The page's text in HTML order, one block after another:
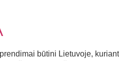
būtini Lietuvoje,